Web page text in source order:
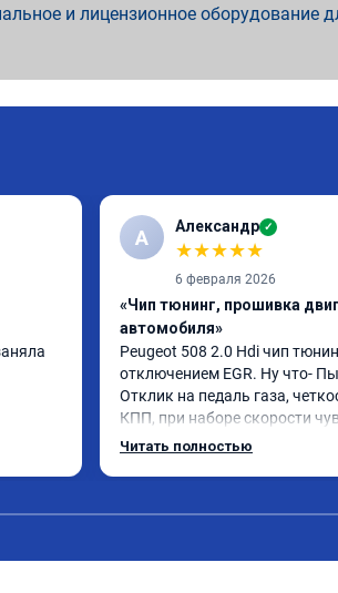
и лицензионное оборудование
А Александр ✓
★★★★★
6 февраля 2026
«Чип тюнинг, прошивка
автомобиля»
Peugeot 508 2.0 Hdi чип
отключением EGR. Ну что-
Отклик на педаль газа,
КПП, при наборе скорости
солидный запас мощности.
Читать полностью